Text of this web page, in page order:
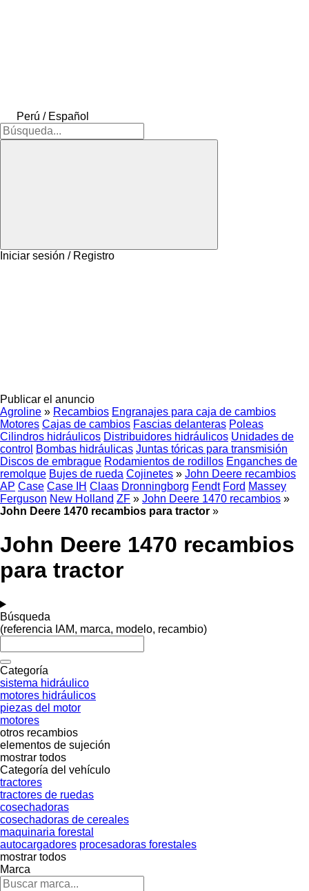
Perú / Español
Iniciar sesión / Registro
Publicar el anuncio
Agroline » Recambios Engranajes para caja de cambios
Motores Cajas de cambios Fascias delanteras Poleas
Cilindros hidráulicos Distribuidores hidráulicos Unidades de
control Bombas hidráulicas Juntas tóricas para transmisión
Discos de embrague Rodamientos de rodillos Enganches de
remolque Bujes de rueda Cojinetes » John Deere recambios
AP Case Case IH Claas Dronningborg Fendt Ford Massey
Ferguson New Holland ZF » John Deere 1470 recambios »
John Deere 1470 recambios para tractor »
John Deere 1470 recambios
para tractor
Búsqueda
(referencia IAM, marca, modelo, recambio)
Categoría
sistema hidráulico
motores hidráulicos
piezas del motor
motores
otros recambios
elementos de sujeción
mostrar todos
Categoría del vehículo
tractores
tractores de ruedas
cosechadoras
cosechadoras de cereales
maquinaria forestal
autocargadores procesadoras forestales
mostrar todos
Marca